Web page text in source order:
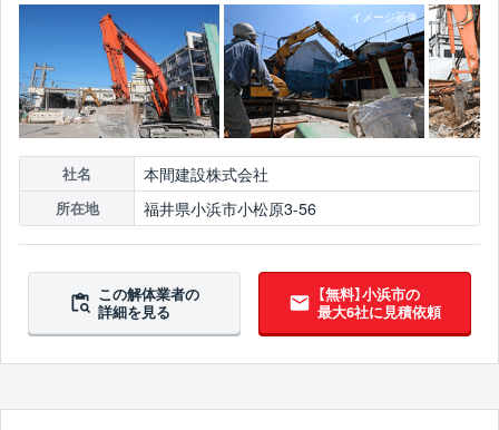
社名 本間建設株式会社
所在地 福井県小浜市小松原3-56
この解体業者の
詳細を見る
【無料】小浜市の
最大6社に見積依頼